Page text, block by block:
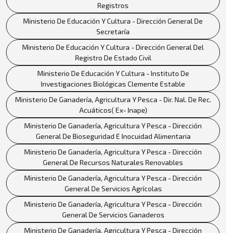
Registros
Ministerio De Educación Y Cultura - Dirección General De
Secretaría
Ministerio De Educación Y Cultura - Dirección General Del
Registro De Estado Civil
Ministerio De Educación Y Cultura - Instituto De
Investigaciones Biológicas Clemente Estable
Ministerio De Ganadería, Agricultura Y Pesca - Dir. Nal. De Rec.
Acuáticos( Ex- Inape)
Ministerio De Ganadería, Agricultura Y Pesca - Dirección
General De Bioseguridad E Inocuidad Alimentaria
Ministerio De Ganadería, Agricultura Y Pesca - Dirección
General De Recursos Naturales Renovables
Ministerio De Ganadería, Agricultura Y Pesca - Dirección
General De Servicios Agrícolas
Ministerio De Ganadería, Agricultura Y Pesca - Dirección
General De Servicios Ganaderos
Ministerio De Ganadería, Agricultura Y Pesca - Dirección